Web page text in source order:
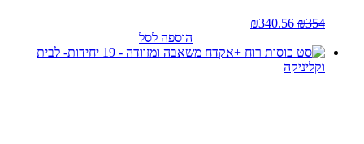
₪354
המחיר
היה:
₪354.
₪340.56
הוא:
הוספה לסל